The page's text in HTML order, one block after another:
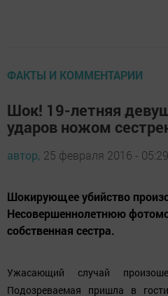
ФАКТЫ И КОММЕНТАРИИ
Шок! 19-летняя
ударов ножом
автор, 25 февраля 2016 - 05:29
Шокирующее убийство
Несовершеннолетнюю
собственная сестра.
Ужасающий случай
Подозреваемая пришла в